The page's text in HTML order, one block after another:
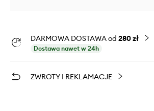
DARMOWA DOSTAWA od 280 zł
Dostawa nawet w 24h
ZWROTY I REKLAMACJE